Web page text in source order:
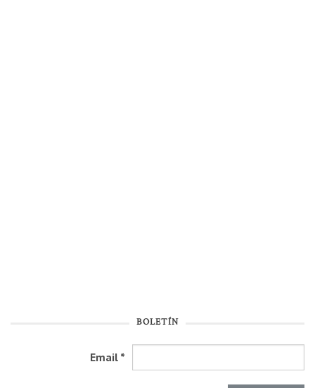
BOLETÍN
Email *